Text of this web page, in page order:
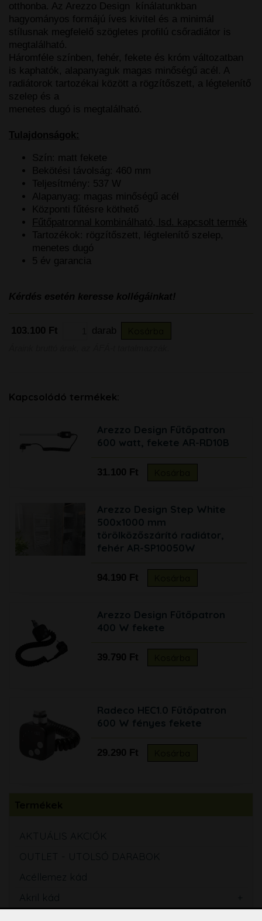
otthonba. Az Arezzo Design kínálatunkban
hagyományos formájú íves kivitel és a minimál
stílusnak megfelelő szögletes profilú csőradiátor is
megtalálható.
Háromféle színben, fehér, fekete és króm változatban
is kaphatók, alapanyaguk magas minőségű acél. A
radiátorok tartozékai között a rögzítőszett, a légtelenítő
szelep és a
menetes dugó is megtalálható.
Tulajdonságok:
Szín: matt fekete
Bekötési távolság: 460 mm
Teljesítmény: 537 W
Alapanyag: magas minőségű acél
Központi fűtésre köthető
Fűtőpatronnal kombinálható, lsd. kapcsolt termék
Tartozékok: rögzítőszett, légtelenítő szelep,
menetes dugó
5 év garancia
Kérdés esetén keresse kollégáinkat!
103.100 Ft darab
Kapcsolódó termékek:
Arezzo Design Fűtőpatron
600 watt, fekete AR-RD10B
31.100 Ft
Arezzo Design Step White
500x1000 mm
törölközőszárító radiátor,
fehér AR-SP10050W
94.190 Ft
Arezzo Design Fűtőpatron
400 W fekete
39.790 Ft
Radeco HEC1.0 Fűtőpatron
600 W fényes fekete
29.290 Ft
AKTUÁLIS AKCIÓK
OUTLET - UTOLSÓ DARABOK
Acéllemez kád
Akril kád